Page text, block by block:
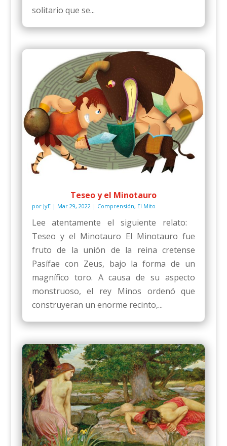
solitario que se...
Teseo y el Minotauro
por JyE| Mar 29, 2022| Comprensión, El Mito
Lee atentamente el siguiente relato:
Teseo y el Minotauro El Minotauro fue
fruto de la unión de la reina cretense
Pasífae con Zeus, bajo la forma de un
magnífico toro. A causa de su aspecto
monstruoso, el rey Minos ordenó que
construyeran un enorme recinto,...